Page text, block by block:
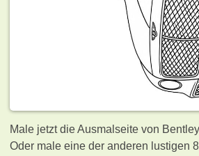
Male jetzt die Ausmalseite von
Oder male eine der anderen lustigen